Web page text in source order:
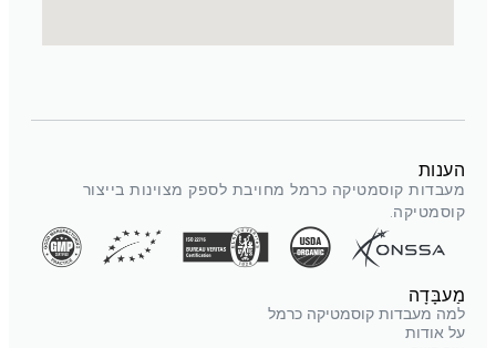
הענות
מעבדות קוסמטיקה כרמל מחויבת לספק מצוינות בייצור
קוסמטיקה.
מַעבָּדָה
למה מעבדות קוסמטיקה כרמל
על אודות